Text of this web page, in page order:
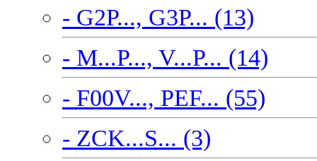
- G2P..., G3P... (13)
- M...P..., V...P... (14)
- F00V..., PEF... (55)
- ZCK...S... (3)